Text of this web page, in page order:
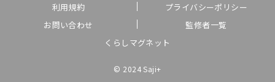
利用規約
プライバシーポリシー
お問い合わせ
監修者一覧
くらしマグネット
© 2024 Saji+